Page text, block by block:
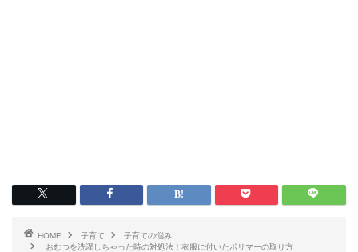
HOME 子育て
子育ての悩み
おむつを洗濯しちゃった時の対処法！衣服に付いたポリマーの取り方